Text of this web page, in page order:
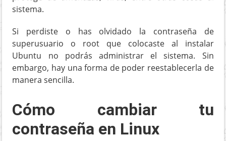
sistema.
Si perdiste o has olvidado la contraseña de
superusuario o root que colocaste al instalar
Ubuntu no podrás administrar el sistema. Sin
embargo, hay una forma de poder reestablecerla de
manera sencilla.
Cómo cambiar tu
contraseña en Linux